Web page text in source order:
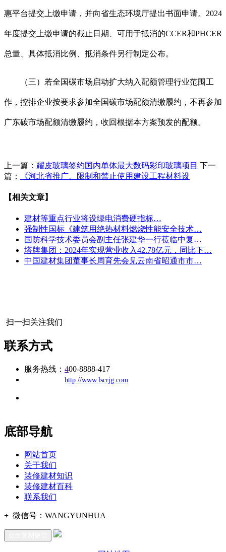
惠平台提交上缴申请，并向省生态环境厅提出书面申请。2024
年度提交上缴申请的截止日期、可用于抵消的CCER和PHCER
总量、具体抵消比例、抵消条件另行制定公布。
（三）若全国碳市场启动扩大纳入配额管理行业范围工
作，控排企业按要求参加全国碳市场配额清缴履约，不再参加
广东碳市场配额清缴履约，收回根据本方案预发的配额。
上一篇： 耀皮玻璃签约国内单体最大数码彩印玻璃项目 下一
篇：
《河北省推广、限制和禁止使用建设工程材料设
【相关文章】
建材等重点行业将设绿电消费硬指标…
强制性国标《建筑用绝热材料燃烧性能安全技术…
国防科学技术委员会副主任张建华一行莅临中复…
塔牌集团：2024年实现营业收入42.78亿元，同比下…
中国建材集团董事长周育先会见云南省昭通市市…
扫一扫关注我们
联系方式
服务热线： 400-8888-417
http://www.lscrjg.com
底部导航
网站首页
关于我们
装修建材知识
装修建材百科
联系我们
+ 微信号： WANGYUNHUA